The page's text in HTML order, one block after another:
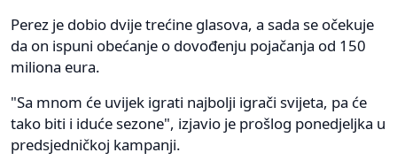
Perez je dobio dvije trećine glasova, a sada se očekuje
da on ispuni obećanje o dovođenju pojačanja od 150
miliona eura.
"Sa mnom će uvijek igrati najbolji igrači svijeta, pa će
tako biti i iduće sezone", izjavio je prošlog ponedjeljka u
predsjedničkoj kampanji.